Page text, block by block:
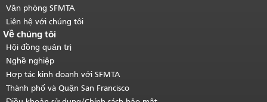
Văn phòng SFMTA
Liên hệ với chúng tôi
Về chúng tôi
Hội đồng quản trị
Nghề nghiệp
Hợp tác kinh doanh với SFMTA
Thành phố và Quận San Francisco